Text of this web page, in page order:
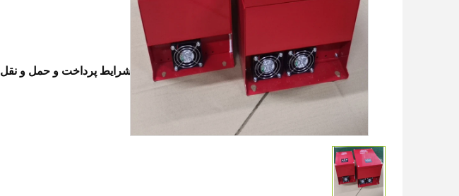
شرایط پرداخت و حمل و نقل